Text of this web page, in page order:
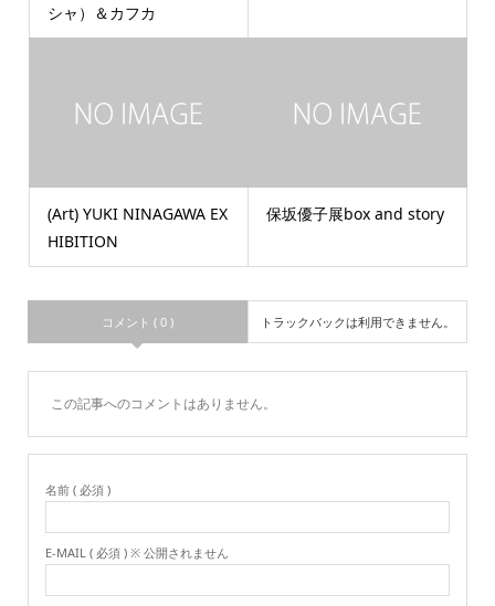
シャ）＆カフカ
(Art) YUKI NINAGAWA EX
HIBITION
保坂優子展box and story
コメント ( 0 ) トラックバックは利用できません。
この記事へのコメントはありません。
名前 ( 必須 )
E-MAIL ( 必須 ) ※ 公開されません